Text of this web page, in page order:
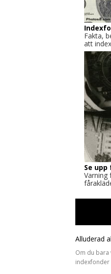
Fakta,
att
Se
Varning
Alluderad
Om du bara
indexfonder